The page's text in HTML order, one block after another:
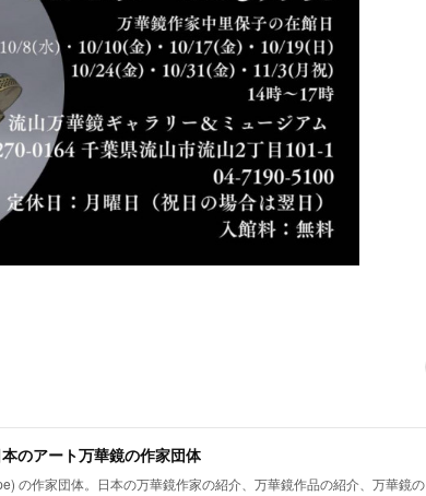
アート万華鏡の作家団体
の作家団体。日本の万華鏡作家の紹介、万華鏡作品の紹介、万華鏡の